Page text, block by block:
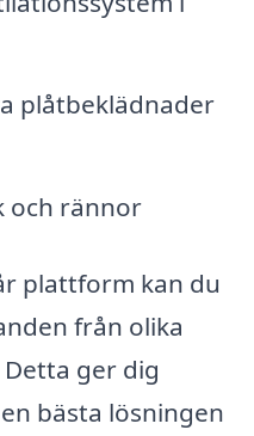
plåtbeklädnader
och rännor
plattform kan du
från olika
ger dig
bästa lösningen